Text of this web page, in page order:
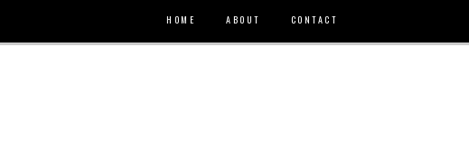
HOME ABOUT CONTACT